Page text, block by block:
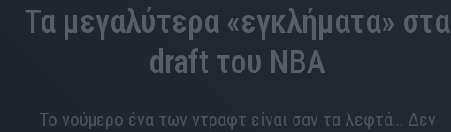
Τα μεγαλύτερα «εγκλήματα» στα
draft του ΝΒΑ
Το νούμερο ένα των ντραφτ είναι σαν τα λεφτά… Δεν